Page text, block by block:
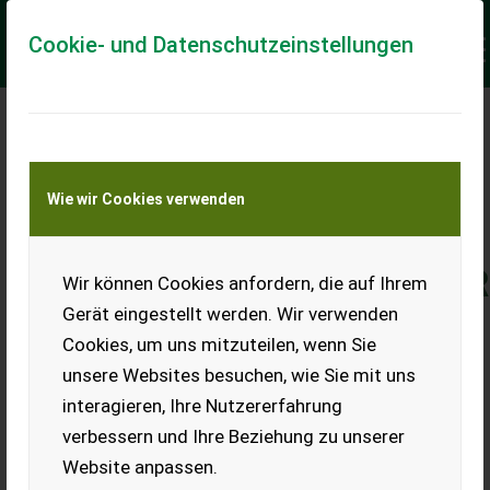
Cookie- und Datenschutzeinstellungen
Wie wir Cookies verwenden
Wir können Cookies anfordern, die auf Ihrem
Gerät eingestellt werden. Wir verwenden
Cookies, um uns mitzuteilen, wenn Sie
unsere Websites besuchen, wie Sie mit uns
interagieren, Ihre Nutzererfahrung
verbessern und Ihre Beziehung zu unserer
Website anpassen.
BEI GLEICHEN KOSTEN
MEHR ERTRAG DURCH
KENNZAHLENGESTÜTZTE
IM AFTERSALES.